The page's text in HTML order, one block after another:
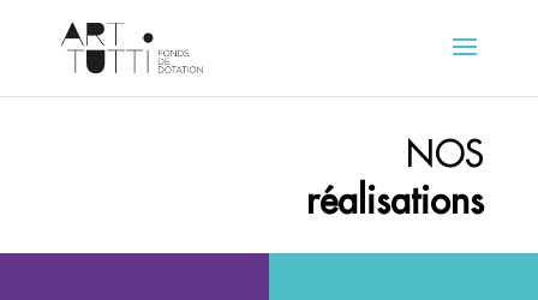
NOS
réalisations